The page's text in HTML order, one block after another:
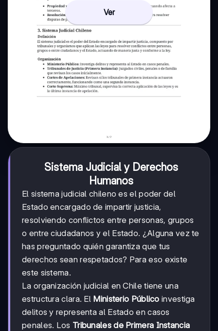
Ver
Sistema Judicial y Derechos
Humanos
El sistema judicial chileno es el poder del
Estado encargado de impartir justicia,
resolviendo conflictos entre personas, grupos
o entre ciudadanos y el Estado. ¿Alguna vez te
has preguntado quién garantiza que tus
derechos sean respetados? Para eso existe
este sistema.
La organización judicial en Chile tiene una
estructura clara. El Ministerio Público investiga
delitos y representa al Estado en casos
penales. Los Tribunales de Primera Instancia